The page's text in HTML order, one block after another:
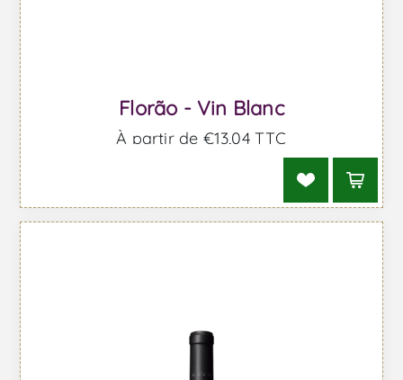
Florão - Vin Blanc
À partir de €13,04 TTC